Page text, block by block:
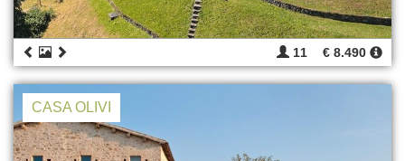
11 € 8.490
CASA OLIVI